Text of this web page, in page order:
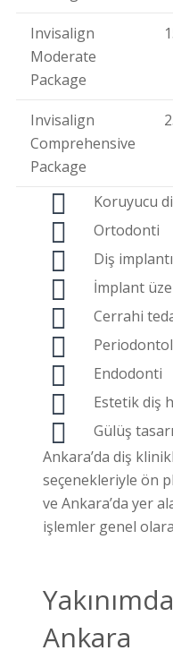
Invisalign
Moderate
Package
Invisalign
Comprehensive
Package
Koruyucu
Ortodonti
Diş implantı
İmplant
Cerrahi
Endodonti
Estetik diş
Gülüş
Ankara’da diş
seçenekleriyle ön
ve Ankara’da yer
işlemler genel
Ankara